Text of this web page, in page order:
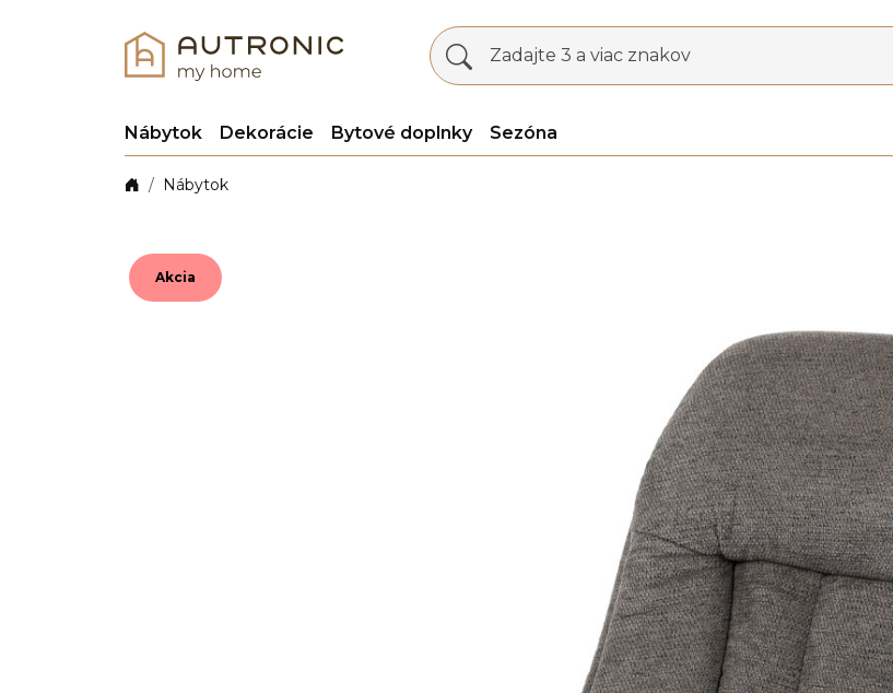
Zadajte 3 a viac znakov
Nábytok Dekorácie Bytové doplnky Sezóna
Nábytok
Akcia